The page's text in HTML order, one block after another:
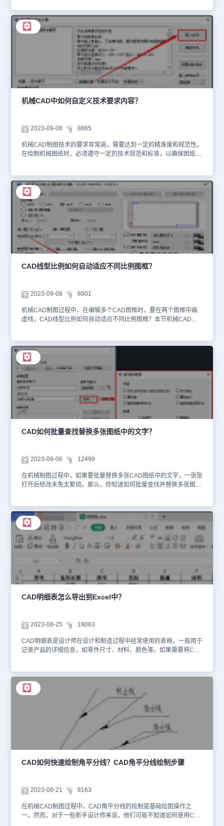
步骤：1、在浩辰CAD机械软件中打开图纸文件后，点击菜单栏中的
【浩辰机械】—【序号/明细表】—【明细表生成】。根据命令提示
生成明细表时，明细表和图形重合在一起。2、如果想要将CAD明细
表进行换行操作的话，可以点击菜单栏中的【浩辰机械】—【序号/
明细表】—【明细表生成】，根据命令提示选择CAD明细表的方向和
最高点。3、在绘图区用鼠标点击合适的位置，选择是否生成新的明
细表表头，选择明细表插入点生成余下的明细表避免图纸和明细表的
重叠。上述机械CAD制图教程中，小编分享了CAD明细表的换行技
巧，希望对大家有所帮助。对于对此感兴趣的设计师小伙伴们，不妨
关注浩辰CAD官网教程专区。在后续CAD教程文章中，小编将会继
续与大家分享更多实用技巧！
机械CAD中如何自定义技术要求内容？
2023-09-08 8865
机械CAD制图技术的要求非常高，需要达到一定的精准度和规范性。
在绘制机械图纸时，必须遵守一定的技术规范和标准，以确保图纸的
下自定义技术要求内容的方法步骤，一起来看看吧！机械CAD中自定
义技术要求内容方法： 1、编辑默认技术要求文档 在电脑中打开浩辰
CAD机械软件的安装目录后，依次点击【MCADSetting】—
【jsyq】。在打开的【jsyq】文件夹中，可以直接修改【机械制图技
术要求.txt】文件，便可以直接显示。如下图所示： 2、导入已有技术
要求文档 （1）如果有已经编辑好的技术要求文档的话，可以在浩辰
CAD机械软件的菜单栏中，依次点击【浩辰机械】—【文字处理】—
【技术要求】。 （2）在弹出的【技术要求标注工具】对话框中，点
击【导入文件】按钮。 （3）最后选择需要导入的技术要求文件导入
即可。在本节机械CAD制图教程中，小编给大家分享了浩辰CAD机
械软件中自定义技术要求内容的方法步骤，你学会了吗？如果你对此
继续为大家分享更多精彩内容，让我们一起期待吧！
CAD线型比例如何自动适应不同比例图框？
2023-09-08 8801
机械CAD制图过程中，在编辑多个CAD图框时，要在两个图框中画
虚线，CAD线型比例如何自动适应不同比例图框？本节机械CAD制
例图框的步骤： 在浩辰CAD打开图纸文件后，双击需要编辑的内容
所在的CAD图框，在弹出的【浩辰CAD主图框设置】对话框中，勾
选【线型随图框比例调整】即可。如下图所示： 当浩辰CAD机械软
件新建图框时，【线型随图框比例调整】这一选项是默认被勾选的。
但如果手动取消了这个选项，就需要按照上述步骤重新启用它。在浩
辰CAD机械软件中，只需简单一步，就能让CAD线型比例自动适应
不同比例的图框。浩辰CAD机械集机械绘图、机构设计、数据管理于
一体，助力设计师智能化、标准化的高效完成产品创意！快来下载安
装，亲自体验一下吧！如果对此感兴趣，一定要关注浩辰CAD官网，
以后还会持续分享更多与CAD机械制图相关的教程哦~
CAD如何批量查找替换多张图纸中的文字？
2023-09-06 12499
在机械制图过程中，如果要批量替换多张CAD图纸中的文字，一张张
打开后修改未免太繁琐。那么，你知道如何批量查找并替换多张图纸
纸中文字步骤： 1、首先在电脑中打开浩辰CAD机械软件，然后在菜
单栏中依次点击【浩辰机械】—【辅助工具】—【批量文字查找】。
如下图所示： 2、选择CAD图纸文件集合在弹出的【批量查找替换】
对话框中，点击【选择文件集合】按钮；在调出的【选择dwg文件】
对话框中点击【添加文件】；在电脑中选择需要查找替换的CAD图纸
文件集合后，点击【确定】按钮即可。 3、设置搜索配置在【搜索配
串和替换的字符串。点击【选项】后，会弹出一个【查找替换配置】
对话框，我们可以在其中设置搜索目标类型，以便更准确地找到需要
的内容。 4、设置完成后，点击【全部替换】即可完成文字的查找替
换。在本节机械制图教程中，小编向大家介绍了如何在浩辰CAD机械
家有所帮助。如果你对此感兴趣，欢迎关注浩辰CAD官网的教程专
区，小编会在后续更新的CAD教程文章中，继续为大家分享更多精彩
内容！
CAD明细表怎么导出到Excel中？
2023-08-25 18063
CAD明细表是设计师在设计和制造过程中经常使用的表格，一般用于
记录产品的详细信息，如零件尺寸、材料、颜色等。如果需要将CAD
来了解一下吧！CAD明细表导出到Excel操作步骤： 1.启动浩辰CAD
机械软件，并打开需要导出CAD明细表的图纸文件。2.在CAD图纸中
双击需要导出的CAD明细表后会弹出【明细表编辑对话框】，在对话
框底部点击【导出】按钮。如下图所示： 3.此时会弹出【另存为】对
话框，选择导出文件的保存位置、文件名称后，点击【保存】按钮。
如下图所示： 4.系统会自动打开导出的表格文件。如下图所示： 在
导出的Excel文件中，可以更方便地对CAD明细表进行编辑、整理和
数据分析等操作。以上就是浩辰CAD机械软件中将CAD明细表导出
到Excel的具体操作步骤了，希望对大家有所帮助。对此感兴趣的设
计师小伙伴们可以关注浩辰CAD官网教程专区，小编会在后续CAD
教程文章中给大家分享更多精彩内容哦！
CAD如何快速绘制角平分线？CAD角平分线绘制步骤
2023-08-21 8163
在机械CAD制图过程中，CAD角平分线的绘制是基础绘图操作之
一。然而，对于一些新手设计师来说，他们可能不知道如何使用CAD